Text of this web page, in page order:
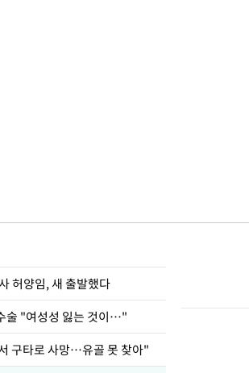
허양임, 새 출발했다
술 "여성성 잃는 것이…"
구타로 사망…유골 못 찾아"